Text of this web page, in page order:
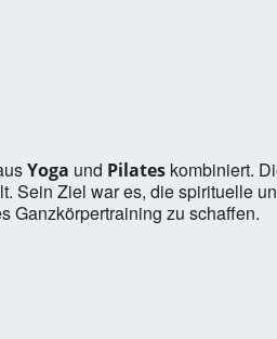
Yoga und Pilates kombiniert.
Sein Ziel war es, die spirituelle
Ganzkörpertraining zu schaffen.